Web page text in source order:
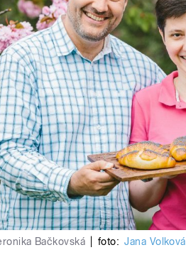
Bačkovská foto: Jana Volková